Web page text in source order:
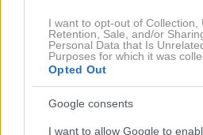
I want to opt-out of Collection,
Retention, Sale, and/or
Personal Data that Is
Purposes for which it was
Opted Out
Google consents
I want to allow Google to
NEWS
Διαζύγιο Λιβάνη-Ανδρομάχη:
τον γιο του- “Από αύριο